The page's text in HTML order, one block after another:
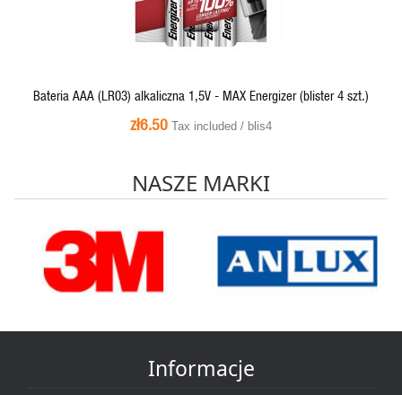
Bateria AAA (LR03) alkaliczna 1,5V - MAX Energizer (blister 4 szt.)
zł6.50 Tax included / blis4
NASZE MARKI
Informacje